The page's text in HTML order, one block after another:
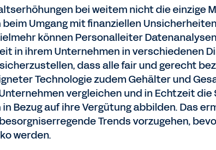
bei weitem nicht die einzige
Umgang mit finanziellen
können Personalleiter
in ihrem Unternehmen in verschiedenen
dass alle fair und gerecht
Technologie zudem Gehälter und
vergleichen und in Echtzeit die
Bezug auf ihre Vergütung abbilden. Das
Trends vorzugehen,
werden.